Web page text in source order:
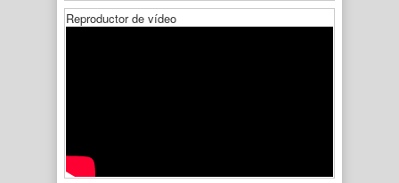
Reproductor de vídeo